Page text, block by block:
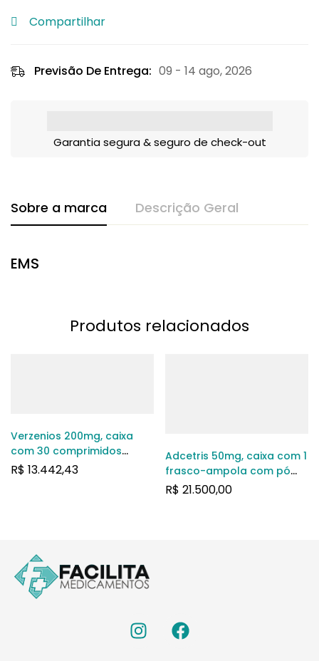
Compartilhar
Previsão De Entrega: 09 - 14 ago, 2026
Garantia segura & seguro de check-out
Sobre a marca Descrição Geral
EMS
Produtos relacionados
Verzenios 200mg, caixa
com 30 comprimidos
revestidos
R$ 13.442,43
Adcetris 50mg, caixa com 1
frasco-ampola com pó
para solução de uso
R$ 21.500,00